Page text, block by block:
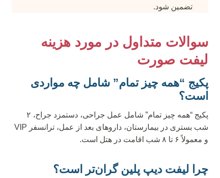
تضمین شود.
سوالات متداول در مورد هزینه
لیفت صورت
پکیج “همه چیز تمام” شامل چه مواردی
است؟
پکیج “همه چیز تمام” شامل عمل جراحی، دستمزد جراح، ۲
شب بستری در بیمارستان، داروهای بعد از عمل، ترانسفر VIP
و معمولاً ۶ تا ۸ شب اقامت در هتل است.
چرا لیفت دیپ پلین گران‌تر است؟